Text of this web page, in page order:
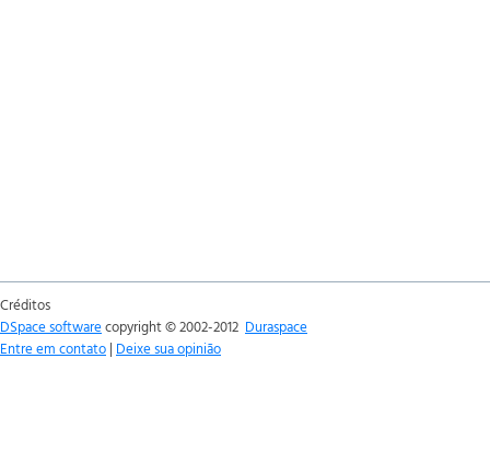
Créditos
DSpace softwarecopyright © 2002-2012 Duraspace
Entre em contato | Deixe sua opinião